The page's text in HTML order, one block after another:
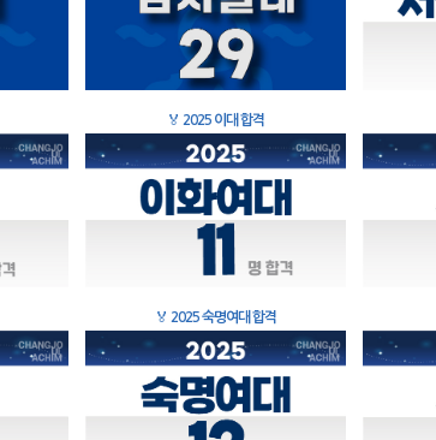
🏅 2025 이대 합격
🏅 2025 숙명여대 합격